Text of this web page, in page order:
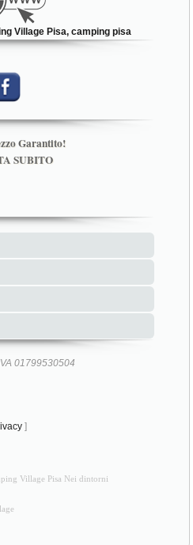
Village Pisa, camping pisa
Garantito!
SUBITO
01799530504
]
Village Pisa Nei dintorni